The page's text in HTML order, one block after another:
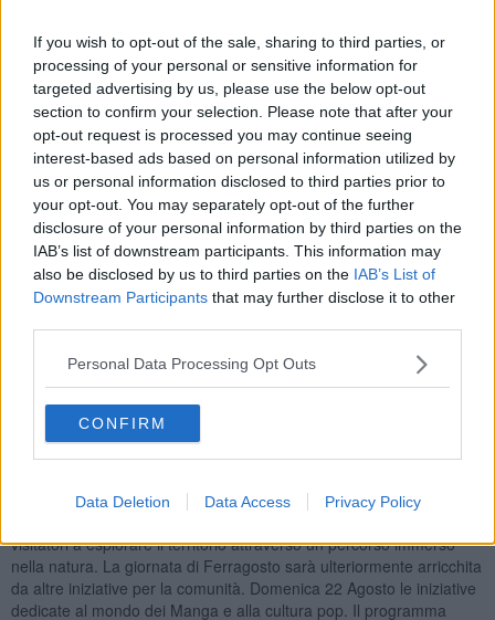
If you wish to opt-out of the sale, sharing to third parties, or
processing of your personal or sensitive information for
targeted advertising by us, please use the below opt-out
section to confirm your selection. Please note that after your
opt-out request is processed you may continue seeing
interest-based ads based on personal information utilized by
us or personal information disclosed to third parties prior to
your opt-out. You may separately opt-out of the further
disclosure of your personal information by third parties on the
IAB’s list of downstream participants. This information may
also be disclosed by us to third parties on the IAB’s List of
Downstream Participants that may further disclose it to other
Personal Data Processing Opt Outs
CONFIRM
Data Deletion Data Access Privacy Policy
a costruire una comunità più viva". Galluzzi ha inoltre sottolineato il
significativo cambio di passo rispetto all'anno precedente: "Rispetto
all’anno scorso quando, pur essendosi insediata la giunta da pochi
giorni si riuscì comunque a costruire un cartellone di eventi
frettoloso, quest’anno la programmazione è il frutto della
collaborazione con la Proloco che ne ha curato la proposta e la
realizzazione".
Il cartellone di Agosto è ampio e offre appuntamenti pensati per
coinvolgere diverse fasce di pubblico. Tra questi, sabato 3 Agosto
"La Notte Verde di Montescudaio", un evento centrale e
profondamente significativo, perché la Notte Verde si concentrerà
sul tema della 'restanza': come rimanere o tornare nei paesi che
e spettacoli, invitando a invertire lo sguardo, muovendo dai margini,
dalle periferie per riscoprire il valore intrinseco di ogni luogo.
Venerdì 9 Agosto, il concerto per pianoforte e orchestra al Piazzale
del Castello. Alle ore 21, l'Associazione Ars Novecento regalerà
una serata musicale nel magico scenario del Castello,
Agosto, il Ferragosto a Montescudaio conferma la storica
visitatori a esplorare il territorio attraverso un percorso immerso
nella natura. La giornata di Ferragosto sarà ulteriormente arricchita
da altre iniziative per la comunità. Domenica 22 Agosto le iniziative
dedicate al mondo dei Manga e alla cultura pop. Il programma